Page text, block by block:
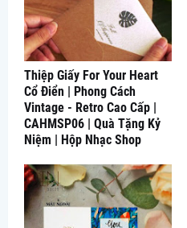
Thiệp Giấy For Your Heart
Cổ Điển | Phong Cách
Vintage - Retro Cao Cấp |
CAHMSP06 | Quà Tặng Kỷ
Niệm | Hộp Nhạc Shop